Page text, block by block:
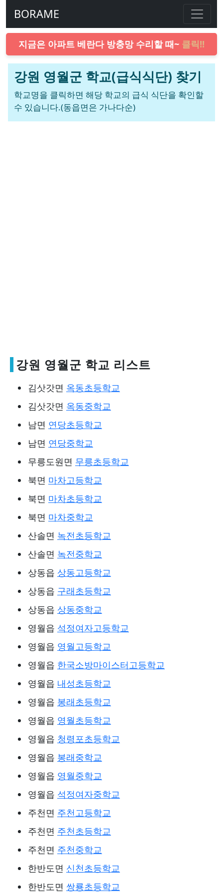
BORAME
지금은 아파트 베란다 방충망 수리할 때~ 클릭!!
강원 영월군 학교(급식식단) 찾기
학교명을 클릭하면 해당 학교의 급식 식단을 확인할
수 있습니다.(동읍면은 가나다순)
강원 영월군 학교 리스트
김삿갓면 옥동초등학교
김삿갓면 옥동중학교
남면 연당초등학교
남면 연당중학교
무릉도원면 무릉초등학교
북면 마차고등학교
북면 마차초등학교
북면 마차중학교
산솔면 녹전초등학교
산솔면 녹전중학교
상동읍 상동고등학교
상동읍 구래초등학교
상동읍 상동중학교
영월읍 석정여자고등학교
영월읍 영월고등학교
영월읍 한국소방마이스터고등학교
영월읍 내성초등학교
영월읍 봉래초등학교
영월읍 영월초등학교
영월읍 청령포초등학교
영월읍 봉래중학교
영월읍 영월중학교
영월읍 석정여자중학교
주천면 주천고등학교
주천면 주천초등학교
주천면 주천중학교
한반도면 신천초등학교
한반도면 쌍룡초등학교